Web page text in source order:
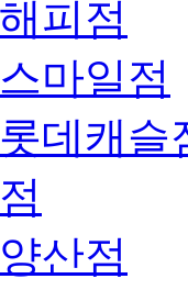
피점
마일점
데캐슬
산점